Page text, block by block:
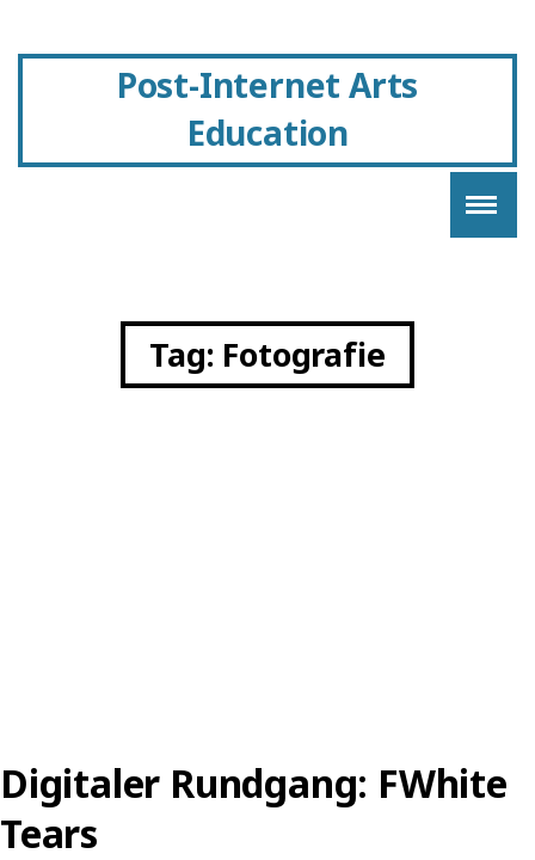
Post-Internet Arts
Education
Tag: Fotografie
Digitaler Rundgang: FWhite
Tears